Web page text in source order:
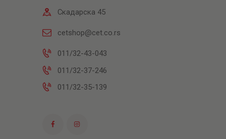
Скадарска 45
cetshop@cet.co.rs
011/32-43-043
011/32-37-246
011/32-35-139